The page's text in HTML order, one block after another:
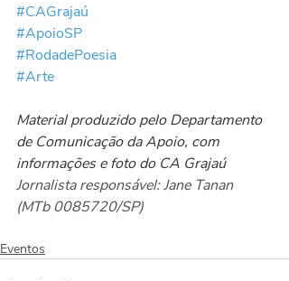
#CAGrajaú
#ApoioSP
#RodadePoesia
#Arte
Material produzido pelo Departamento
de Comunicação da Apoio, com
informações e foto do CA Grajaú
Jornalista responsável: Jane Tanan
(MTb 0085720/SP)
Eventos